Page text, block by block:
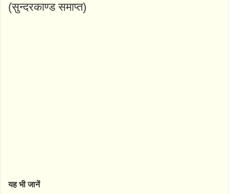
(सुन्दरकाण्ड समाप्त)
यह भी जानें